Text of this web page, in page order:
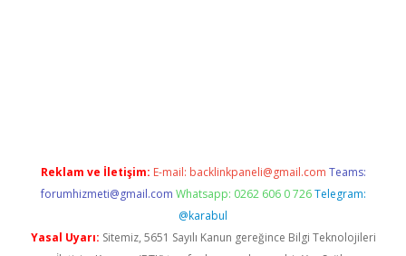
Reklam ve İletişim: E-mail: backlinkpaneli@gmail.com Teams:
forumhizmeti@gmail.com Whatsapp: 0262 606 0 726 Telegram:
@karabul
Yasal Uyarı: Sitemiz, 5651 Sayılı Kanun gereğince Bilgi Teknolojileri